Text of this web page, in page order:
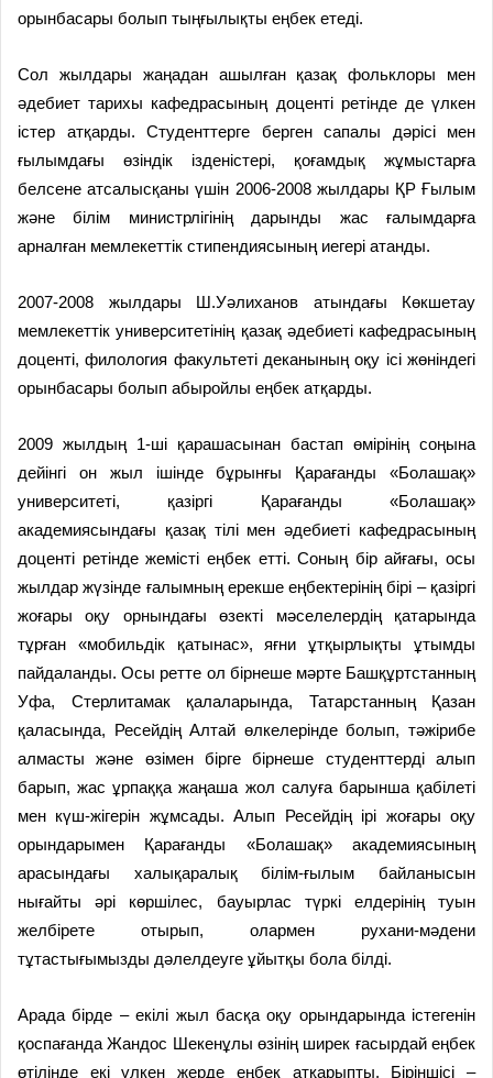
орынбасары болып тыңғылықты еңбек етеді.
Сол жылдары жаңадан ашылған қазақ фольклоры мен
әдебиет тарихы кафедрасының доценті ретінде де үлкен
істер атқарды. Студенттерге берген сапалы дәрісі мен
ғылымдағы өзіндік ізденістері, қоғамдық жұмыстарға
белсене атсалысқаны үшін 2006-2008 жылдары ҚР Ғылым
және білім министрлігінің дарынды жас ғалымдарға
арналған мемлекеттік стипендиясының иегері атанды.
2007-2008 жылдары Ш.Уәлиханов атындағы Көкшетау
мемлекеттік университетінің қазақ әдебиеті кафедрасының
доценті, филология факультеті деканының оқу ісі жөніндегі
орынбасары болып абыройлы еңбек атқарды.
2009 жылдың 1-ші қарашасынан бастап өмірінің соңына
дейінгі он жыл ішінде бұрынғы Қарағанды «Болашақ»
университеті, қазіргі Қарағанды «Болашақ»
академиясындағы қазақ тілі мен әдебиеті кафедрасының
доценті ретінде жемісті еңбек етті. Соның бір айғағы, осы
жылдар жүзінде ғалымның ерекше еңбектерінің бірі – қазіргі
жоғары оқу орнындағы өзекті мәселелердің қатарында
тұрған «мобильдік қатынас», яғни ұтқырлықты ұтымды
пайдаланды. Осы ретте ол бірнеше мәрте Башқұртстанның
Уфа, Стерлитамак қалаларында, Татарстанның Қазан
қаласында, Ресейдің Алтай өлкелерінде болып, тәжірибе
алмасты және өзімен бірге бірнеше студенттерді алып
барып, жас ұрпаққа жаңаша жол салуға барынша қабілеті
мен күш-жігерін жұмсады. Алып Ресейдің ірі жоғары оқу
орындарымен Қарағанды «Болашақ» академиясының
арасындағы халықаралық білім-ғылым байланысын
нығайты әрі көршілес, бауырлас түркі елдерінің туын
желбірете отырып, олармен рухани-мәдени
тұтастығымызды дәлелдеуге ұйытқы бола білді.
Арада бірде – екілі жыл басқа оқу орындарында істегенін
қоспағанда Жандос Шекенұлы өзінің ширек ғасырдай еңбек
өтілінде екі үлкен жерде еңбек атқарыпты. Біріншісі –